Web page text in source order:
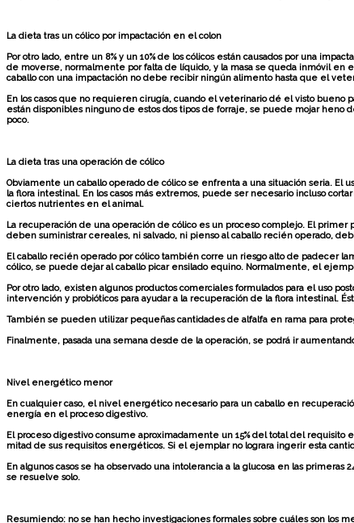
La dieta tras un cólico por impactación en el colon
Por otro lado, entre un 8% y un 10% de los cólicos están causados por una
de moverse, normalmente por falta de líquido, y la masa se queda inmóvil en
caballo con una impactación no debe recibir ningún alimento hasta que el
En los casos que no requieren cirugía, cuando el veterinario dé el visto bueno
están disponibles ninguno de estos dos tipos de forraje, se puede mojar heno
poco.
La dieta tras una operación de cólico
Obviamente un caballo operado de cólico se enfrenta a una situación seria.
la flora intestinal. En los casos más extremos, puede ser necesario incluso
ciertos nutrientes en el animal.
La recuperación de una operación de cólico es un proceso complejo. El
deben suministrar cereales, ni salvado, ni pienso al caballo recién operado,
El caballo recién operado por cólico también corre un riesgo alto de padecer
cólico, se puede dejar al caballo picar ensilado equino. Normalmente, el
Por otro lado, existen algunos productos comerciales formulados para el uso
intervención y probióticos para ayudar a la recuperación de la flora intestinal.
También se pueden utilizar pequeñas cantidades de alfalfa en rama para
Finalmente, pasada una semana desde de la operación, se podrá ir
Nivel energético menor
En cualquier caso, el nivel energético necesario para un caballo en
energía en el proceso digestivo.
El proceso digestivo consume aproximadamente un 15% del total del
mitad de sus requisitos energéticos. Si el ejemplar no lograra ingerir esta
En algunos casos se ha observado una intolerancia a la glucosa en las
se resuelve solo.
Resumiendo: no se han hecho investigaciones formales sobre cuáles son los